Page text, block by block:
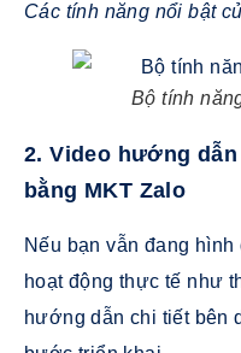
Các tính năng nổi bật
Bộ tính
2. Video hướng
bằng MKT Zalo
Nếu bạn vẫn đang
hoạt động thực tế như
hướng dẫn chi tiết bên